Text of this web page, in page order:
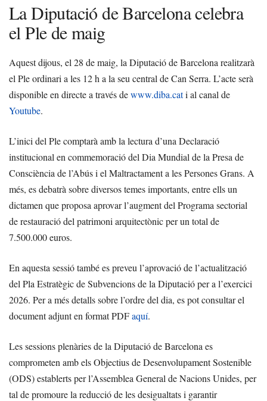
La Diputació de Barcelona celebra
el Ple de maig
Aquest dijous, el 28 de maig, la Diputació de Barcelona realitzarà
el Ple ordinari a les 12 h a la seu central de Can Serra. L’acte serà
disponible en directe a través dewww.diba.cati al canal de
Youtube.
L’inici del Ple comptarà amb la lectura d’una Declaració
institucional en commemoració del Dia Mundial de la Presa de
Consciència de l’Abús i el Maltractament a les Persones Grans. A
més, es debatrà sobre diversos temes importants, entre ells un
dictamen que proposa aprovar l’augment del Programa sectorial
de restauració del patrimoni arquitectònic per un total de
7.500.000 euros.
En aquesta sessió també es preveu l’aprovació de l’actualització
del Pla Estratègic de Subvencions de la Diputació per a l’exercici
2026. Per a més detalls sobre l’ordre del dia, es pot consultar el
document adjunt en format PDFaquí.
Les sessions plenàries de la Diputació de Barcelona es
comprometen amb els Objectius de Desenvolupament Sostenible
(ODS) establerts per l’Assemblea General de Nacions Unides, per
tal de promoure la reducció de les desigualtats i garantir